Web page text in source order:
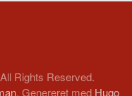
Rights Reserved.
. Genereret med Hugo